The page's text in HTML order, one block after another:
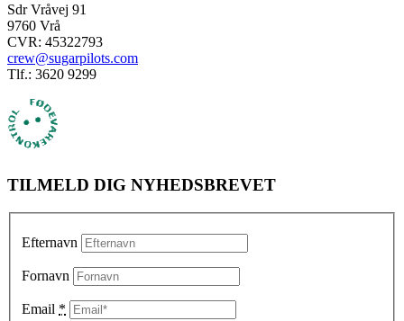
Sdr Vråvej 91
9760 Vrå
CVR: 45322793
crew@sugarpilots.com
Tlf.: 3620 9299
TILMELD DIG NYHEDSBREVET
Efternavn
Fornavn
Email *